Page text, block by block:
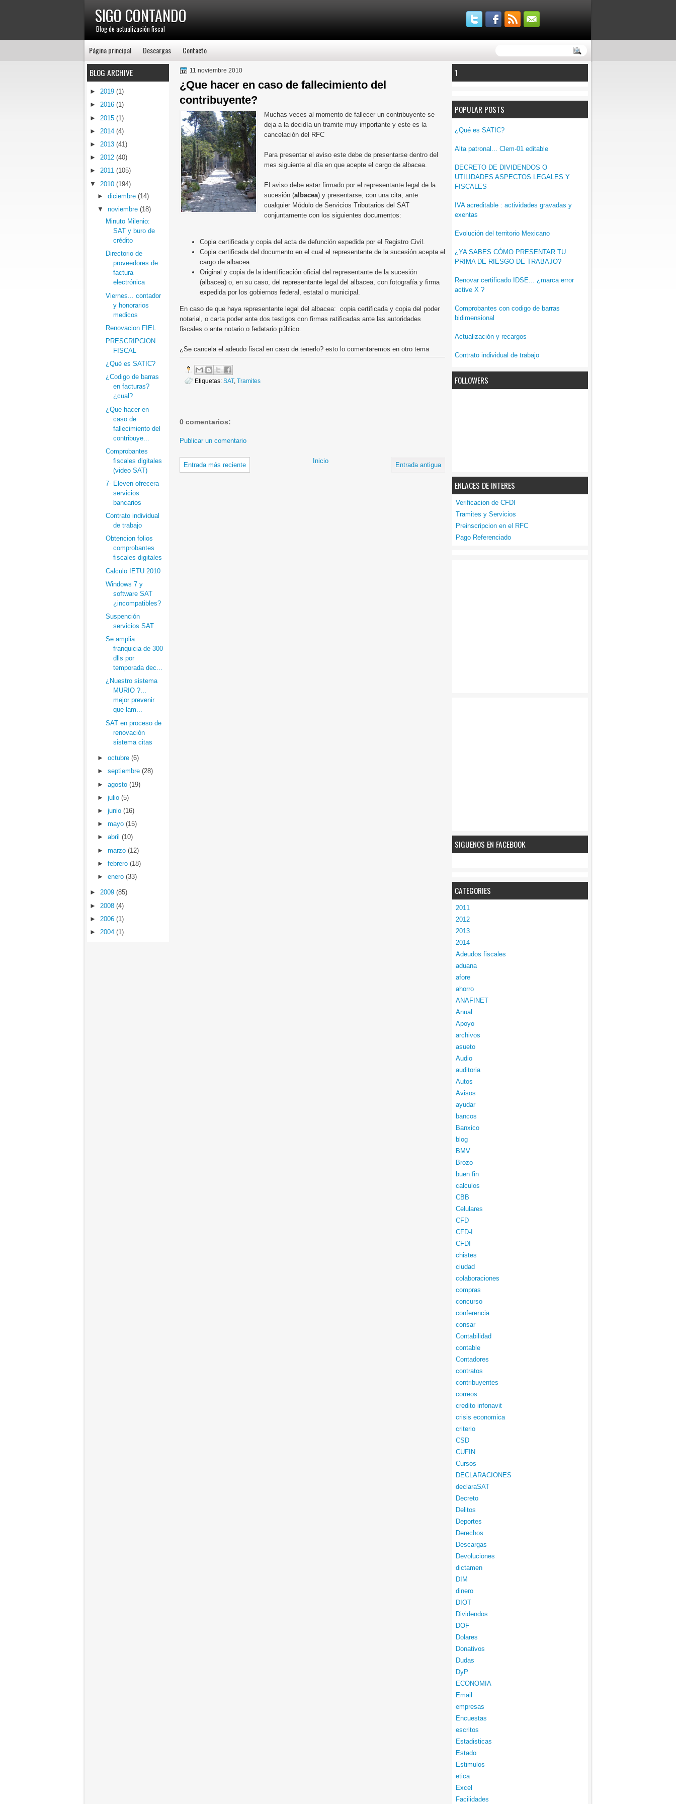
SIGO CONTANDO
Blog de actualización fiscal
Página principal Descargas Contacto
1
POPULAR POSTS
¿Qué es SATIC?
Alta patronal... Clem-01 editable
DECRETO DE DIVIDENDOS O
UTILIDADES ASPECTOS LEGALES Y
FISCALES
IVA acreditable : actividades gravadas y
exentas
Evolución del territorio Mexicano
¿YA SABES CÓMO PRESENTAR TU
PRIMA DE RIESGO DE TRABAJO?
Renovar certificado IDSE... ¿marca error
active X ?
Comprobantes con codigo de barras
bidimensional
Actualización y recargos
Contrato individual de trabajo
FOLLOWERS
ENLACES DE INTERES
Verificacion de CFDI
Tramites y Servicios
Preinscripcion en el RFC
Pago Referenciado
SIGUENOS EN FACEBOOK
CATEGORIES
2011
2012
2013
2014
Adeudos fiscales
aduana
afore
ahorro
ANAFINET
Anual
Apoyo
archivos
asueto
Audio
auditoria
Autos
Avisos
ayudar
bancos
Banxico
blog
BMV
Brozo
buen fin
calculos
CBB
Celulares
CFD
CFD-I
CFDI
chistes
ciudad
colaboraciones
compras
concurso
conferencia
consar
Contabilidad
contable
Contadores
contratos
contribuyentes
correos
credito infonavit
crisis economica
criterio
CSD
CUFIN
Cursos
DECLARACIONES
declaraSAT
Decreto
Delitos
Deportes
Derechos
Descargas
Devoluciones
dictamen
DIM
dinero
DIOT
Dividendos
DOF
Dolares
Donativos
Dudas
DyP
ECONOMIA
Email
empresas
Encuestas
escritos
Estadisticas
Estado
Estimulos
etica
Excel
Facilidades
11 noviembre 2010
¿Que hacer en caso de fallecimiento del
contribuyente?
Muchas veces al momento de fallecer un contribuyente se
deja a la decidía un tramite muy importante y este es la
cancelación del RFC
Para presentar el aviso este debe de presentarse dentro del
mes siguiente al día en que acepte el cargo de albacea.
El aviso debe estar firmado por el representante legal de la
sucesión (albacea) y presentarse, con una cita, ante
cualquier Módulo de Servicios Tributarios del SAT
conjuntamente con los siguientes documentos:
Copia certificada y copia del acta de defunción expedida por el Registro Civil.
Copia certificada del documento en el cual el representante de la sucesión acepta el
cargo de albacea.
Original y copia de la identificación oficial del representante de la sucesión
(albacea) o, en su caso, del representante legal del albacea, con fotografía y firma
expedida por los gobiernos federal, estatal o municipal.
En caso de que haya representante legal del albacea: copia certificada y copia del poder
notarial, o carta poder ante dos testigos con firmas ratificadas ante las autoridades
fiscales o ante notario o fedatario público.
¿Se cancela el adeudo fiscal en caso de tenerlo? esto lo comentaremos en otro tema
Etiquetas: SAT, Tramites
0 comentarios:
Publicar un comentario
Entrada más reciente Entrada antigua
Inicio
BLOG ARCHIVE
► 2019 (1)
► 2016 (1)
► 2015 (1)
► 2014 (4)
► 2013 (41)
► 2012 (40)
► 2011 (105)
▼ 2010 (194)
►diciembre(14)
▼noviembre(18)
Minuto Milenio:
SAT y buro de
crédito
Directorio de
proveedores de
factura
electrónica
Viernes... contador
y honorarios
medicos
Renovacion FIEL
PRESCRIPCION
FISCAL
¿Qué es SATIC?
¿Codigo de barras
en facturas?
¿cual?
¿Que hacer en
caso de
fallecimiento del
contribuye...
Comprobantes
fiscales digitales
(video SAT)
7- Eleven ofrecera
servicios
bancarios
Contrato individual
de trabajo
Obtencion folios
comprobantes
fiscales digitales
Calculo IETU 2010
Windows 7 y
software SAT
¿incompatibles?
Suspención
servicios SAT
Se amplia
franquicia de 300
dlls por
temporada dec...
¿Nuestro sistema
MURIO ?...
mejor prevenir
que lam...
SAT en proceso de
renovación
sistema citas
►octubre(6)
►septiembre(28)
►agosto(19)
►julio(5)
►junio(16)
►mayo(15)
►abril(10)
►marzo(12)
►febrero(18)
►enero(33)
► 2009 (85)
► 2008 (4)
► 2006 (1)
► 2004 (1)